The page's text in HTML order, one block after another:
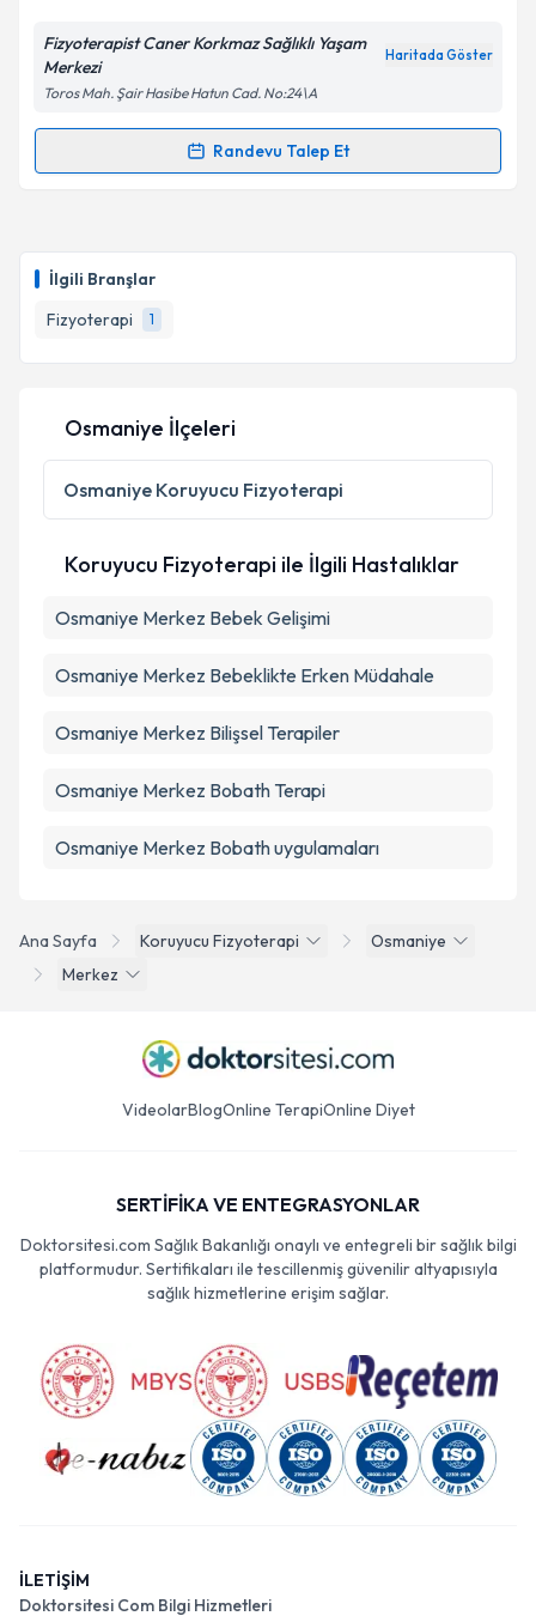
İlgili Branşlar
Fizyoterapi
1
Kişisel verilerimin işlenmesine ilişkinAydınlatma
'ni okudum ve kişisel verilerimin belirtilen
kapsamda işlenmesini kabul ediyorum.
Takvim Talebini Gönder
Fizyoterapist Caner Korkmaz Sağlıklı Yaşam
Merkezi
Haritada Göster
Toros Mah. Şair Hasibe Hatun Cad. No:24\A
Randevu Talep Et
Randevu Takvimi Talebi
takvim hazırlandığında e-posta ile bilgilendireceğiz.
E-posta Adresiniz
Kişisel verilerimin işlenmesine ilişkinAydınlatma
Metni'ni okudum ve kişisel verilerimin belirtilen
kapsamda işlenmesini kabul ediyorum.
Takvim Talebini Gönder
Ana Sayfa Koruyucu Fizyoterapi
Osmaniye
Merkez
Osmaniye İlçeleri
Osmaniye Koruyucu Fizyoterapi
Koruyucu Fizyoterapi ile İlgili Hastalıklar
Osmaniye Merkez Bebek Gelişimi
Osmaniye Merkez Bebeklikte Erken Müdahale
Osmaniye Merkez Bilişsel Terapiler
Osmaniye Merkez Bobath Terapi
Osmaniye Merkez Bobath uygulamaları
VideolarBlogOnline TerapiOnline Diyet
SERTİFİKA VE ENTEGRASYONLAR
Doktorsitesi.com Sağlık Bakanlığı onaylı ve entegreli bir sağlık bilgi
platformudur. Sertifikaları ile tescillenmiş güvenilir altyapısıyla
sağlık hizmetlerine erişim sağlar.
İLETİŞİM
Doktorsitesi Com Bilgi Hizmetleri